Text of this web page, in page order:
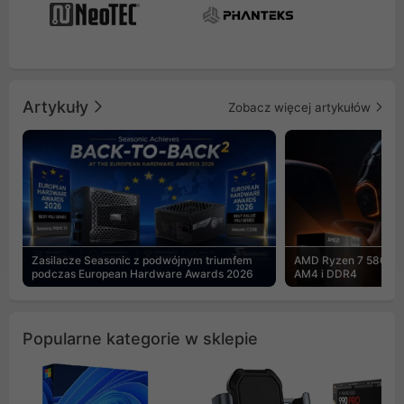
Artykuły Zobacz więcej artykułów
Zasilacze Seasonic z podwójnym triumfem
podczas European Hardware Awards 2026
AMD Ryzen 7
AM4 i DDR4
Popularne kategorie w sklepie